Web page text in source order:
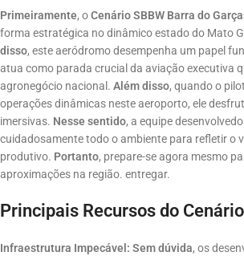
Primeiramente, oCenário SBBW Barra do
forma estratégica no dinâmico estado do Mato
disso, este aeródromo desempenha um papel
atua como parada crucial da aviação executiva
agronegócio nacional . Além disso, quando o
operações dinâmicas neste aeroporto, ele
imersivas. Nesse sentido, a equipe
cuidadosamente todo o ambiente para refletir o
produtivo. Portanto, prepare-se agora mesmo
aproximações na região. entregar.
Principais Recursos do
Infraestrutura Impecável: Sem dúvida, os